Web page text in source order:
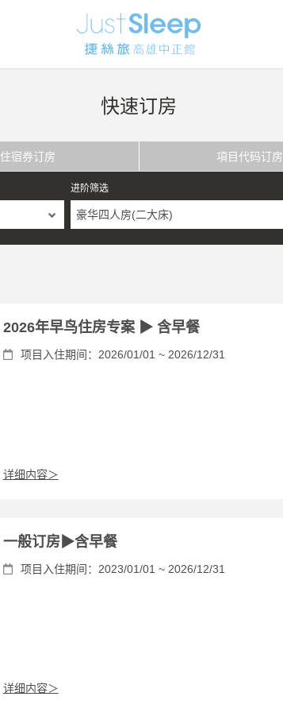
快速订房
住宿券订房 項目代码订房
进阶筛选
豪华四人房(二大床)
2026年早鸟住房专案 ▶ 含早餐
项目入住期间：2026/01/01 ~ 2026/12/31
详细内容＞
一般订房▶含早餐
项目入住期间：2023/01/01 ~ 2026/12/31
详细内容＞